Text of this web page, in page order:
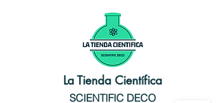
La Tienda Científica
SCIENTIFIC DECO